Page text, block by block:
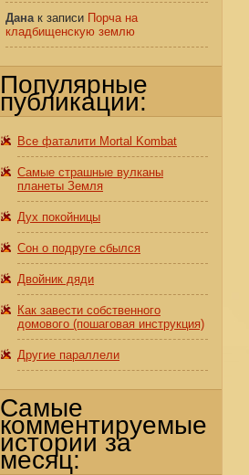
Данак записи Порча на
кладбищенскую землю
Популярные
публикации:
Все фаталити Mortal Kombat
Самые страшные вулканы
планеты Земля
Дух покойницы
Сон о подруге сбылся
Двойник дяди
Как завести собственного
домового (пошаговая инструкция)
Другие параллели
Самые
комментируемые
истории за
месяц: